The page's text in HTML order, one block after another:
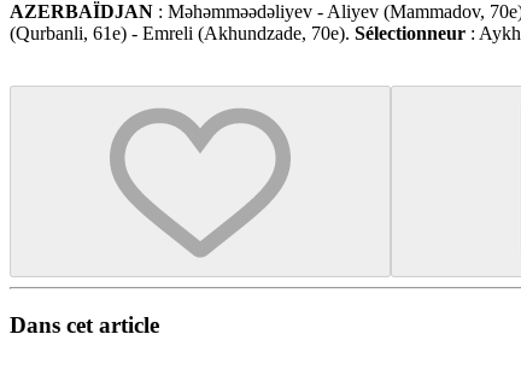
AZERBAÏDJAN : Məhəmməədəliyev - Aliyev (Mammadov,
(Qurbanli, 61e) - Emreli (Akhundzade, 70e). Sélectionneur :
Dans cet article